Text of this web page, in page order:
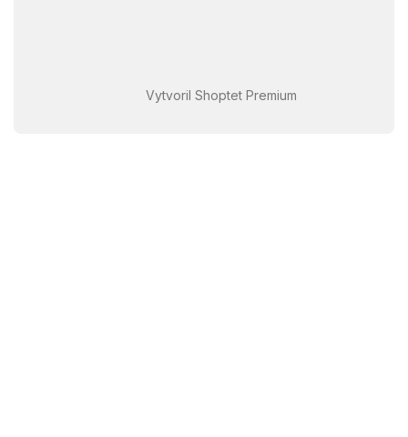
Vytvoril Shoptet Premium